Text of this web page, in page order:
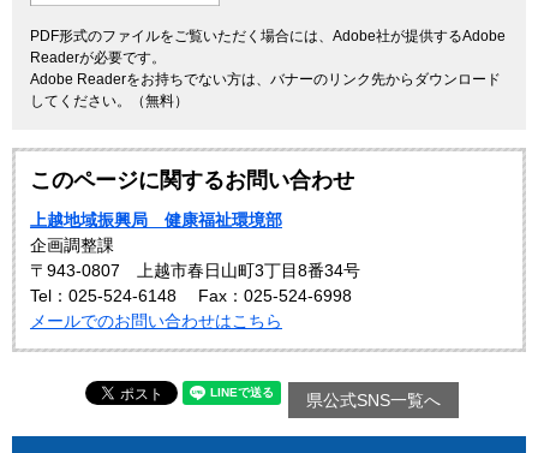
PDF形式のファイルをご覧いただく場合には、Adobe社が提供するAdobe
Readerが必要です。
Adobe Readerをお持ちでない方は、バナーのリンク先からダウンロード
してください。（無料）
このページに関するお問い合わせ
上越地域振興局 健康福祉環境部
企画調整課
〒943-0807 上越市春日山町3丁目8番34号
Tel：025-524-6148
Fax：025-524-6998
メールでのお問い合わせはこちら
県公式SNS一覧へ